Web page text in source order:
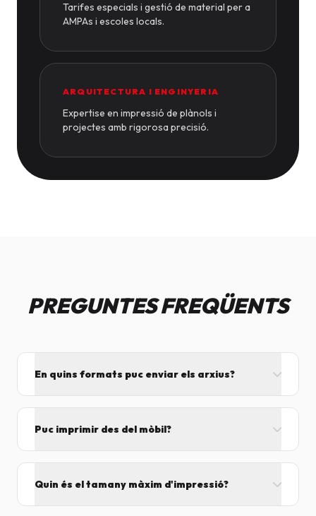
Tarifes especials i gestió de material per a
AMPAs i escoles locals.
ARQUITECTURA I ENGINYERIA
Expertise en impressió de plànols i
projectes amb rigorosa precisió.
PREGUNTES FREQÜENTS
En quins formats puc enviar els arxius?
Word i Excel.
Puc imprimir des del mòbil?
Quin és el tamany màxim d'impressió?